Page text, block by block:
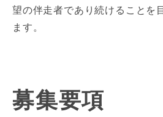
望の伴走者であり続けることを
ます。
募集要項